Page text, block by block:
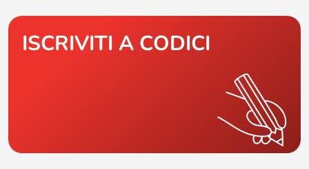
ISCRIVITI A CODICI